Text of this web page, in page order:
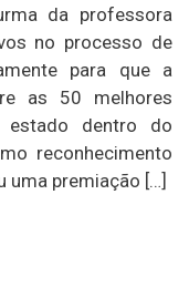
da professora
no processo de
para que a
as 50 melhores
estado dentro do
reconhecimento
uma premiação […]